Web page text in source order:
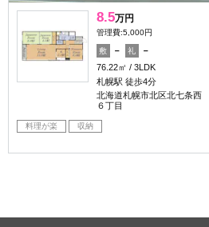
8.5万円
管理費:5,000円
敷 － 礼
－
76.22㎡
3LDK
札幌駅 徒歩4分
北海道札幌市北区北七条西
６丁目
料理が楽 収納